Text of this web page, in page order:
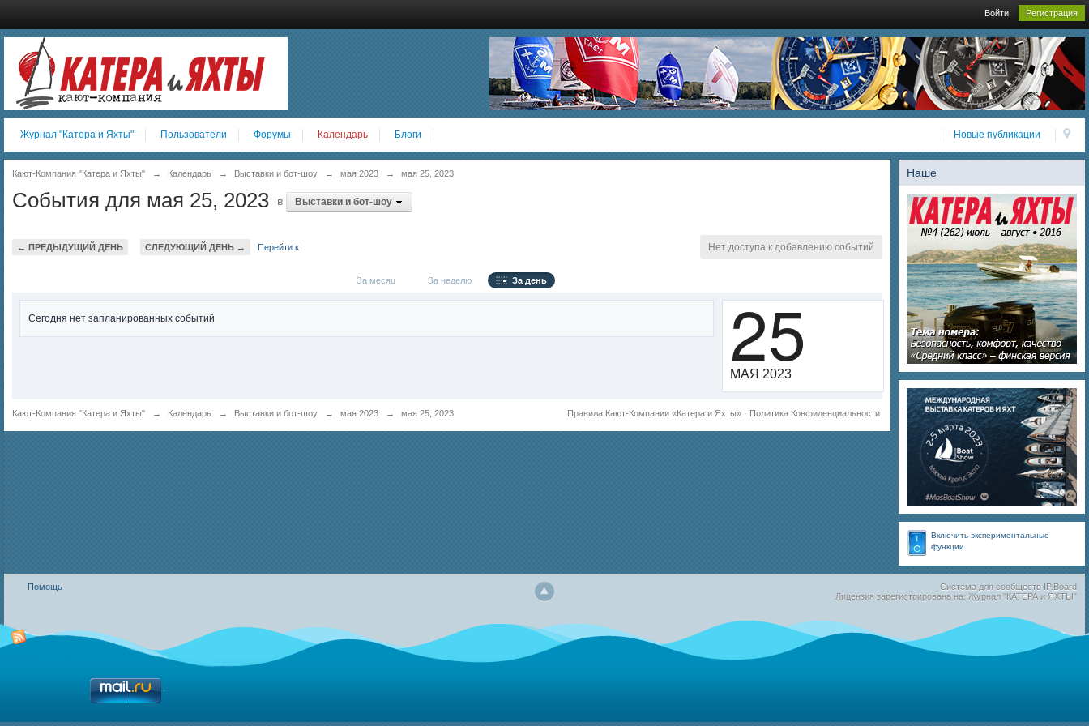
Войти Регистрация
Новые публикации
Журнал "Катера и Яхты" Пользователи Форумы Календарь Блоги
Наше
Включить экспериментальные
функции
Кают-Компания "Катера и Яхты" → Календарь → Выставки и бот-шоу → мая 2023 → мая 25, 2023
События для мая 25, 2023 в Выставки и бот-шоу
← ПРЕДЫДУЩИЙ ДЕНЬ СЛЕДУЮЩИЙ ДЕНЬ → Перейти к Нет доступа к добавлению событий
За месяц За неделю За день
Сегодня нет запланированных событий 25
МАЯ 2023
Кают-Компания "Катера и Яхты" → Календарь → Выставки и бот-шоу → мая 2023 → мая 25, 2023 Политика Конфиденциальности
Правила Кают-Компании «Катера и Яхты» ·
Помощь Система для сообществ IP.Board
Лицензия зарегистрирована на: Журнал "КАТЕРА и ЯХТЫ"